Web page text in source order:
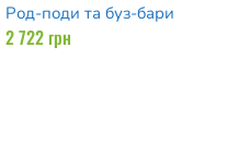
Род-поди та буз-бари
2 722грн